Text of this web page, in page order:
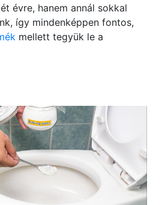
évre, hanem annál sokkal
így mindenképpen fontos,
mellett tegyük le a